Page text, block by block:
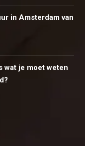
in Amsterdam van
wat je moet weten